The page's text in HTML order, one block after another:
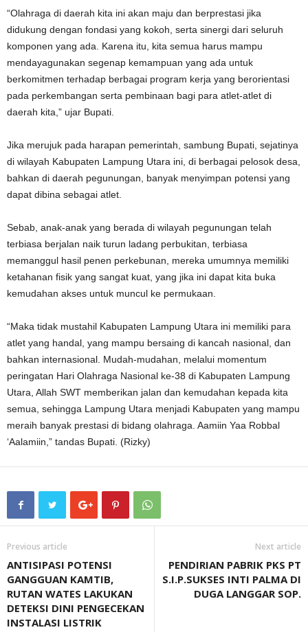
“Olahraga di daerah kita ini akan maju dan berprestasi jika
didukung dengan fondasi yang kokoh, serta sinergi dari seluruh
komponen yang ada. Karena itu, kita semua harus mampu
mendayagunakan segenap kemampuan yang ada untuk
berkomitmen terhadap berbagai program kerja yang berorientasi
pada perkembangan serta pembinaan bagi para atlet-atlet di
daerah kita,” ujar Bupati.
Jika merujuk pada harapan pemerintah, sambung Bupati, sejatinya
di wilayah Kabupaten Lampung Utara ini, di berbagai pelosok desa,
bahkan di daerah pegunungan, banyak menyimpan potensi yang
dapat dibina sebagai atlet.
Sebab, anak-anak yang berada di wilayah pegunungan telah
terbiasa berjalan naik turun ladang perbukitan, terbiasa
memanggul hasil penen perkebunan, mereka umumnya memiliki
ketahanan fisik yang sangat kuat, yang jika ini dapat kita buka
kemudahan akses untuk muncul ke permukaan.
“Maka tidak mustahil Kabupaten Lampung Utara ini memiliki para
atlet yang handal, yang mampu bersaing di kancah nasional, dan
bahkan internasional. Mudah-mudahan, melalui momentum
peringatan Hari Olahraga Nasional ke-38 di Kabupaten Lampung
Utara, Allah SWT memberikan jalan dan kemudahan kepada kita
semua, sehingga Lampung Utara menjadi Kabupaten yang mampu
meraih banyak prestasi di bidang olahraga. Aamiin Yaa Robbal
‘Aalamiin,” tandas Bupati. (Rizky)
Previous article
ANTISIPASI POTENSI
GANGGUAN KAMTIB,
RUTAN WATES LAKUKAN
DETEKSI DINI PENGECEKAN
INSTALASI LISTRIK
Next article
PENDIRIAN PABRIK PKS PT
S.I.P.SUKSES INTI PALMA DI
DUGA LANGGAR SOP.